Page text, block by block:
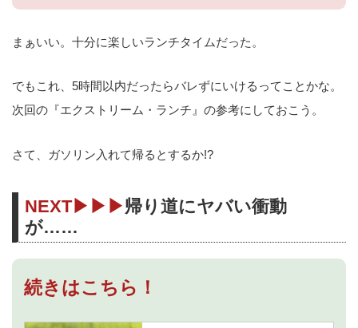
まぁいい。十分に楽しいランチタイムだった。
でもこれ、5時間以内だったらバレずにいけるってことかな。
次回の『エクストリーム・ランチ』の参考にしておこう。
さて、ガソリン入れて帰るとするか!?
NEXT▶▶▶帰り道にヤバい衝動
が……
続きはこちら！